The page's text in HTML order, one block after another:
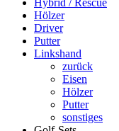
Hybrid / Rescue
Hölzer
Driver
Putter
Linkshand
zurück
Eisen
Hölzer
Putter
sonstiges